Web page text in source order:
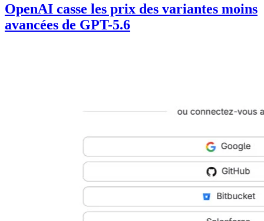
OpenAI casse les prix des variantes moins
avancées de GPT-5.6